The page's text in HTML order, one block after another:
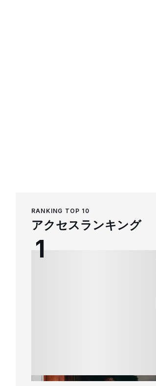
RANKING TOP 10
アクセスランキング